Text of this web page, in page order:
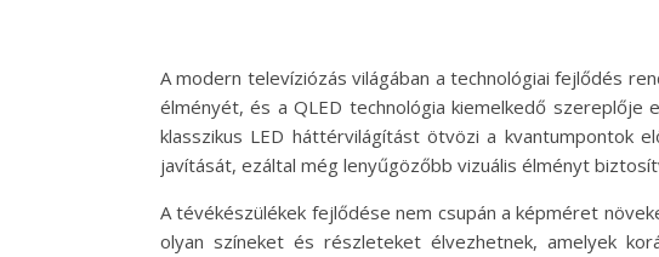
A modern televíziózás világában a technológiai fejlődés
élményét, és a QLED technológia kiemelkedő szereplője
klasszikus LED háttérvilágítást ötvözi a kvantumpontok
javítását, ezáltal még lenyűgözőbb vizuális élményt
A tévékészülékek fejlődése nem csupán a képméret
olyan színeket és részleteket élvezhetnek, amelyek